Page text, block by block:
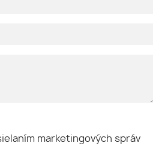
marketingových správ